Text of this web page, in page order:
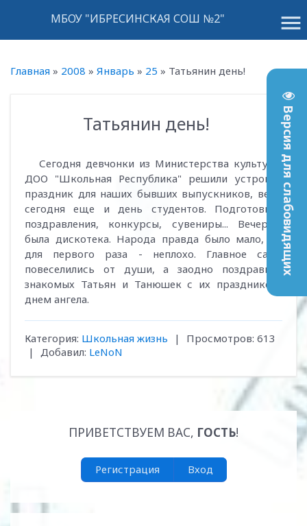
Версия для слабовидящих
menu
МБОУ "ИБРЕСИНСКАЯ СОШ №2"
Главная » 2008 » Январь » 25 » Татьянин день!
Татьянин день!
Сегодня девчонки из Министерства культуры
ДОО "Школьная Республика" решили устроить
праздник для наших бывших выпускников, ведь
сегодня еще и день студентов. Подготовили
поздравления, конкурсы, сувениры... Вечером
была дискотека. Народа правда было мало, но
для первого раза - неплохо. Главное сами
повеселились от души, а заодно поздравили
знакомых Татьян и Танюшек с их праздником,
днем ангела.
Категория: Школьная жизнь | Просмотров: 613
|
Добавил: LeNoN
ПРИВЕТСТВУЕМ ВАС, ГОСТЬ!
Регистрация Вход